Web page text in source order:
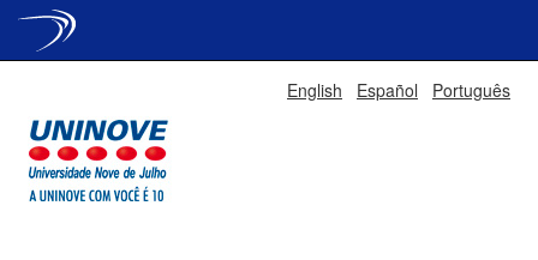
English Español Português